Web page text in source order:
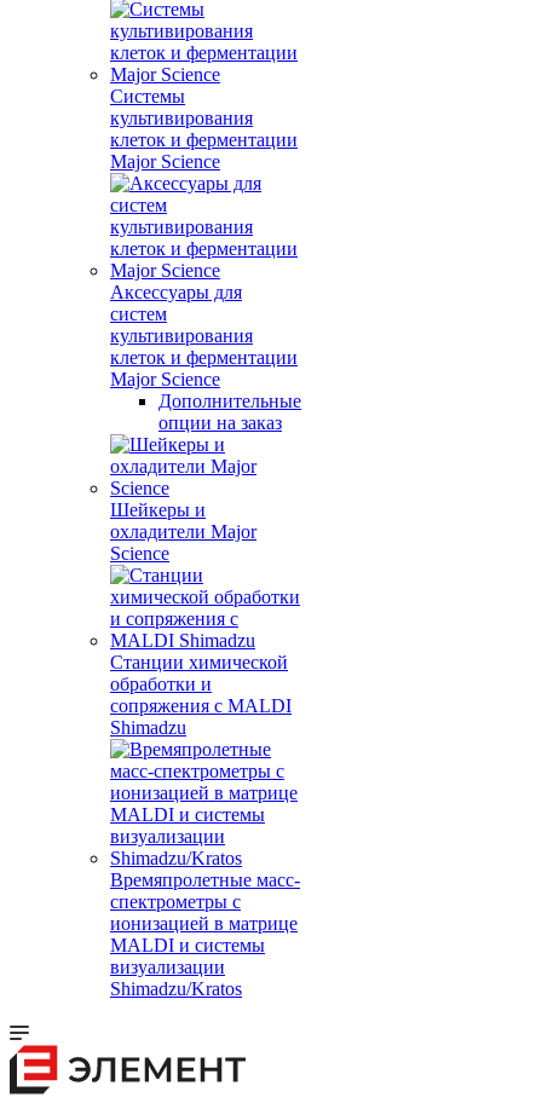
Системы
культивирования
клеток и ферментации
Major Science
Аксессуары для
систем
культивирования
клеток и ферментации
Major Science
Дополнительные
опции на заказ
Шейкеры и
охладители Major
Science
Станции химической
обработки и
сопряжения с MALDI
Shimadzu
Времяпролетные масс-
спектрометры с
ионизацией в матрице
MALDI и системы
визуализации
Shimadzu/Kratos